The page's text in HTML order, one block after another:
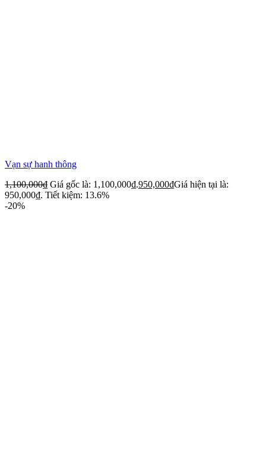
Vạn sự hanh thông
1,100,000₫ Giá gốc là: 1,100,000₫.950,000₫Giá hiện tại là:
950,000₫. Tiết kiệm: 13.6%
-20%